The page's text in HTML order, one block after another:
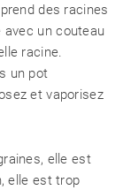
des racines
un couteau
racine.
un pot
et vaporisez
elle est
elle est trop